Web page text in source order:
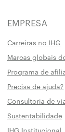
EMPRESA
Carreiras no IHG
Marcas globais
Programa de
Precisa de ajuda?
Consultoria de
Sustentabilidade
IHG Institucional